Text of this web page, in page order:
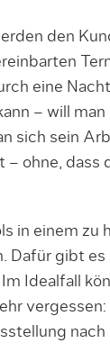
den
eine
– will
sich sein
ohne, dass
in einem zu
Dafür gibt es
Idealfall